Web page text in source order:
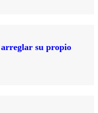
su propio